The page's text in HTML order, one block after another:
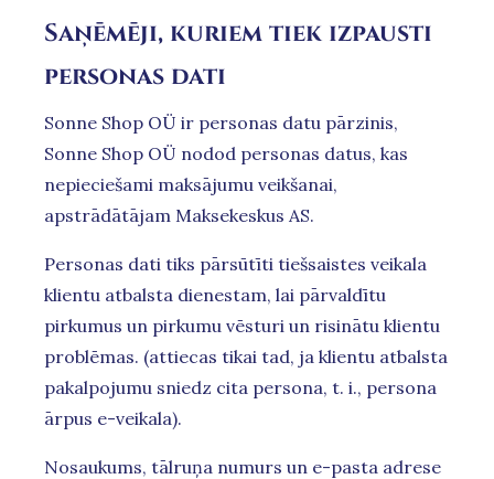
Saņēmēji, kuriem tiek izpausti
personas dati
Sonne Shop OÜ ir personas datu pārzinis,
Sonne Shop OÜ nodod personas datus, kas
nepieciešami maksājumu veikšanai,
apstrādātājam Maksekeskus AS.
Personas dati tiks pārsūtīti tiešsaistes veikala
klientu atbalsta dienestam, lai pārvaldītu
pirkumus un pirkumu vēsturi un risinātu klientu
problēmas. (attiecas tikai tad, ja klientu atbalsta
pakalpojumu sniedz cita persona, t. i., persona
ārpus e-veikala).
Nosaukums, tālruņa numurs un e-pasta adrese